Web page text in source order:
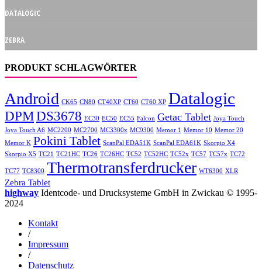
DATALOGIC
ZEBRA
PRODUKT SCHLAGWÖRTER
Android CK65 CN80 CT40XP CT60 CT60 XP Datalogic
DPMDS3678 EC30 EC50 EC55 Falcon Getac Tablet Joya Touch
Joya Touch A6 MC2200 MC2700 MC3300x MC9300 Memor 1 Memor 10 Memor 20
Memor K Pokini Tablet ScanPal EDA51K ScanPal EDA61K Skorpio X4
Skorpio X5 TC21 TC21HC TC26 TC26HC TC52 TC52HC TC52x TC57 TC57x TC72
TC77 TC8300 Thermotransferdrucker WT6300 XLR
Zebra Tablet
highway Identcode- und Drucksysteme GmbH in Zwickau © 1995-
2024
Kontakt
/
Impressum
/
Datenschutz